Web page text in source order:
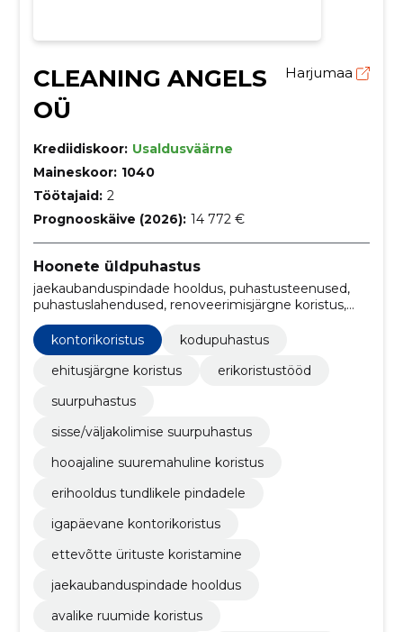
CLEANING ANGELS
OÜ
Harjumaa
Krediidiskoor: Usaldusväärne
Maineskoor: 1040
Töötajaid: 2
Prognooskäive (2026): 14 772 €
Hoonete üldpuhastus
jaekaubanduspindade hooldus, puhastusteenused,
puhastuslahendused, renoveerimisjärgne koristus,
professionaalsed puhastusteenused, suurpuhastus,
eriliste sündmuste koristused, hoolduskoristus,
sügavpuhastus, nädalane kodukoristus
kontorikoristus
kodupuhastus
ehitusjärgne koristus
erikoristustööd
suurpuhastus
sisse/väljakolimise suurpuhastus
hooajaline suuremahuline koristus
erihooldus tundlikele pindadele
igapäevane kontorikoristus
ettevõtte ürituste koristamine
jaekaubanduspindade hooldus
avalike ruumide koristus